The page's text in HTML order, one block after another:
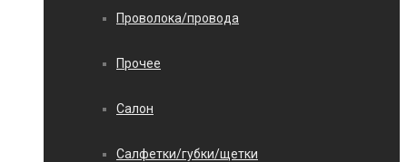
Проволока/провода
Прочее
Салон
Салфетки/губки/щетки